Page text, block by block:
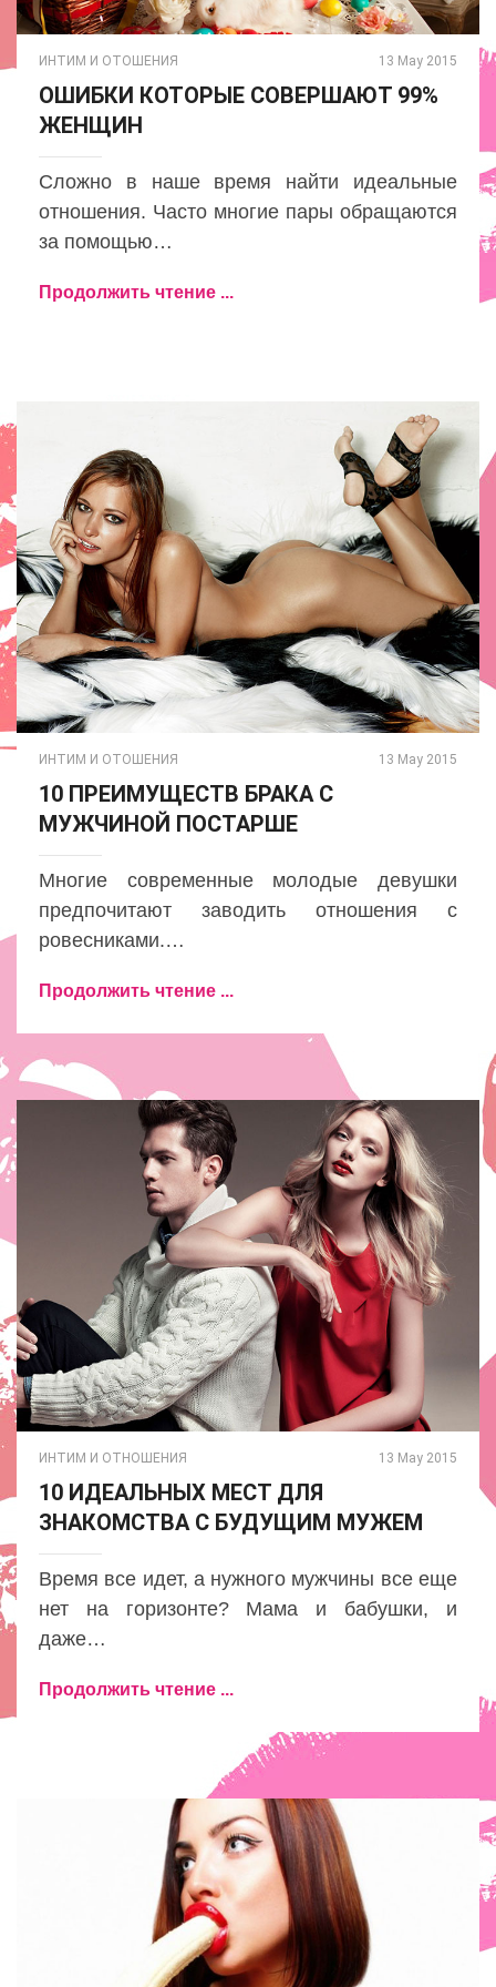
ИНТИМ И ОТОШЕНИЯ 13 May 2015
ОШИБКИ КОТОРЫЕ СОВЕРШАЮТ 99%
ЖЕНЩИН
Сложно в наше время найти идеальные
отношения. Часто многие пары обращаются
за помощью…
Продолжить чтение ...
ИНТИМ И ОТОШЕНИЯ 13 May 2015
10 ПРЕИМУЩЕСТВ БРАКА С
МУЖЧИНОЙ ПОСТАРШЕ
Многие современные молодые девушки
предпочитают заводить отношения с
ровесниками.…
Продолжить чтение ...
ИНТИМ И ОТНОШЕНИЯ 13 May 2015
10 ИДЕАЛЬНЫХ МЕСТ ДЛЯ
ЗНАКОМСТВА С БУДУЩИМ МУЖЕМ
Время все идет, а нужного мужчины все еще
нет на горизонте? Мама и бабушки, и
даже…
Продолжить чтение ...